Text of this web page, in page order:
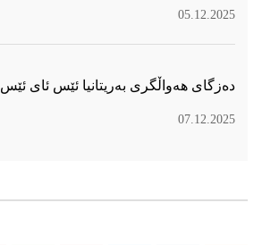
05.12.2025
دەزگای هەواڵگری بەریتانیا ئێس ئای ئێس
07.12.2025